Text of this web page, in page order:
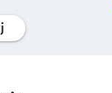
profil